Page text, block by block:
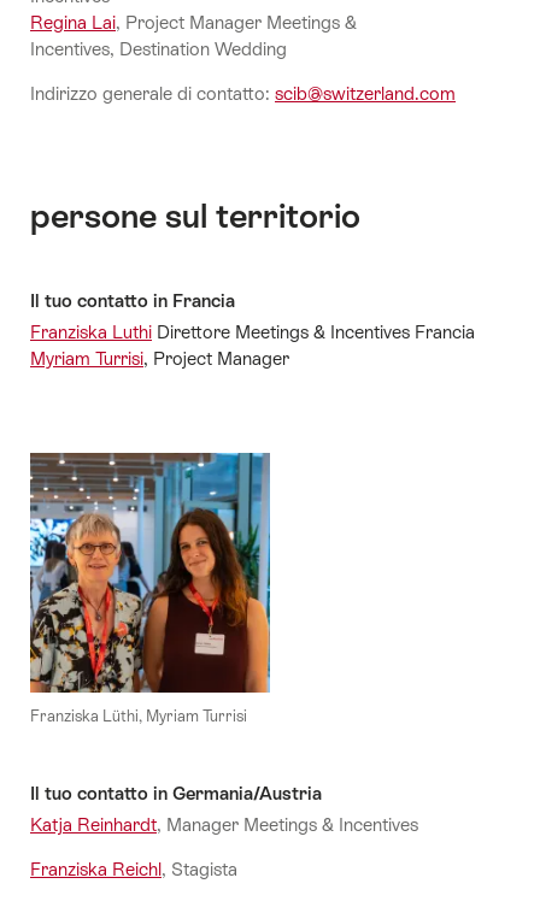
Regina Lai, Project Manager Meetings &
Incentives, Destination Wedding
Indirizzo generale di contatto: scib@switzerland.com
persone sul territorio
Il tuo contatto in Francia
Franziska Luthi Direttore Meetings & Incentives Francia
Myriam Turrisi, Project Manager
Franziska Lüthi, Myriam Turrisi
Il tuo contatto in Germania/Austria
Katja Reinhardt, Manager Meetings & Incentives
Franziska Reichl, Stagista